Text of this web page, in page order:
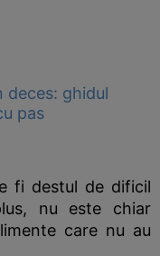
deces: ghidul
pas
fi destul de dificil
nu este chiar
care nu au